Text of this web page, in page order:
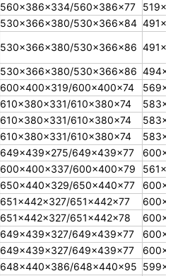
560×386×334/560×386×77
530×366×380/530×366×84
530×366×380/530×366×86
530×366×380/530×366×86
600×400×319/600×400×74
610×380×331/610×380×74
610×380×331/610×380×74
610×380×331/610×380×74
649×439×275/649×439×77
600×400×337/600×400×79
650×440×329/650×440×77
651×442×327/651×442×77
651×442×327/651×442×78
649×439×327/649×439×77
649×439×327/649×439×77
648×440×386/648×440×95